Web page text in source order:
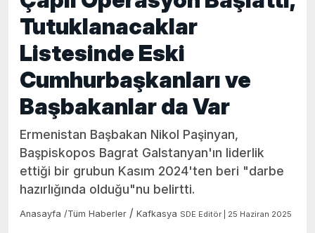
Tutuklanacaklar
Listesinde Eski
Cumhurbaşkanları ve
Başbakanlar da Var
Ermenistan Başbakan Nikol Paşinyan,
Başpiskopos Bagrat Galstanyan'ın liderlik
ettiği bir grubun Kasım 2024'ten beri "darbe
hazırlığında olduğu"nu belirtti.
Anasayfa /Tüm Haberler / Kafkasya SDE Editör | 25 Haziran 2025